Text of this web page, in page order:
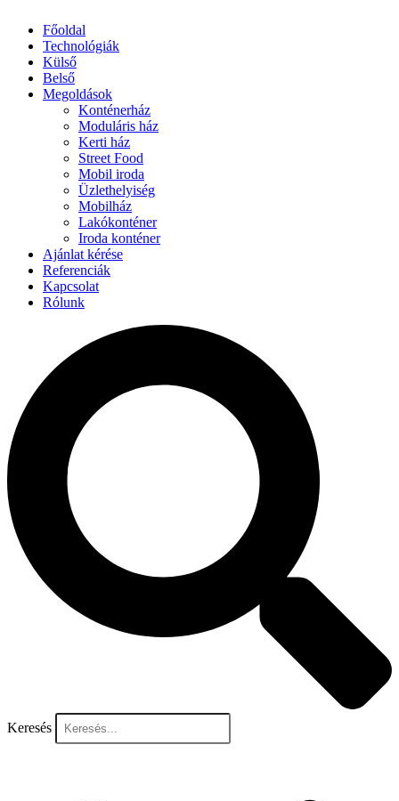
Főoldal
Technológiák
Külső
Belső
Megoldások
Konténerház
Moduláris ház
Kerti ház
Street Food
Mobil iroda
Üzlethelyiség
Mobilház
Lakókonténer
Iroda konténer
Ajánlat kérése
Referenciák
Kapcsolat
Rólunk
Keresés